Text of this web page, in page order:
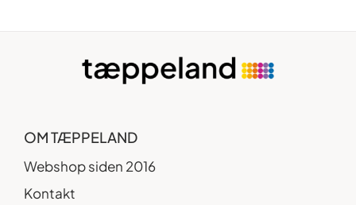
OM TÆPPELAND
Webshop siden 2016
Kontakt